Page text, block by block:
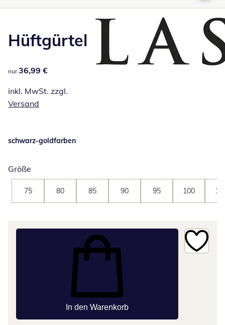
Hüftgürtel
36,99 €
nur 36,99 €
inkl. MwSt. zzgl.
Versand
schwarz-goldfarben
Größe
75 80 85 90 95 100
In den Warenkorb